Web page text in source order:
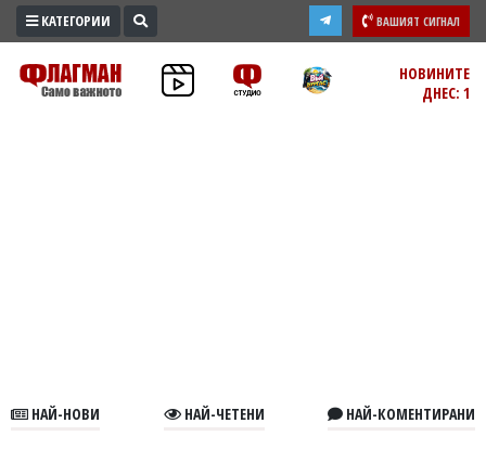
ПРОМО
ЗОНА
КАТЕГОРИИ ВАШИЯТ СИГНАЛ
НОВИНИТЕ
ДНЕС: 1
НАЙ-НОВИ НАЙ-ЧЕТЕНИ НАЙ-КОМЕНТИРАНИ